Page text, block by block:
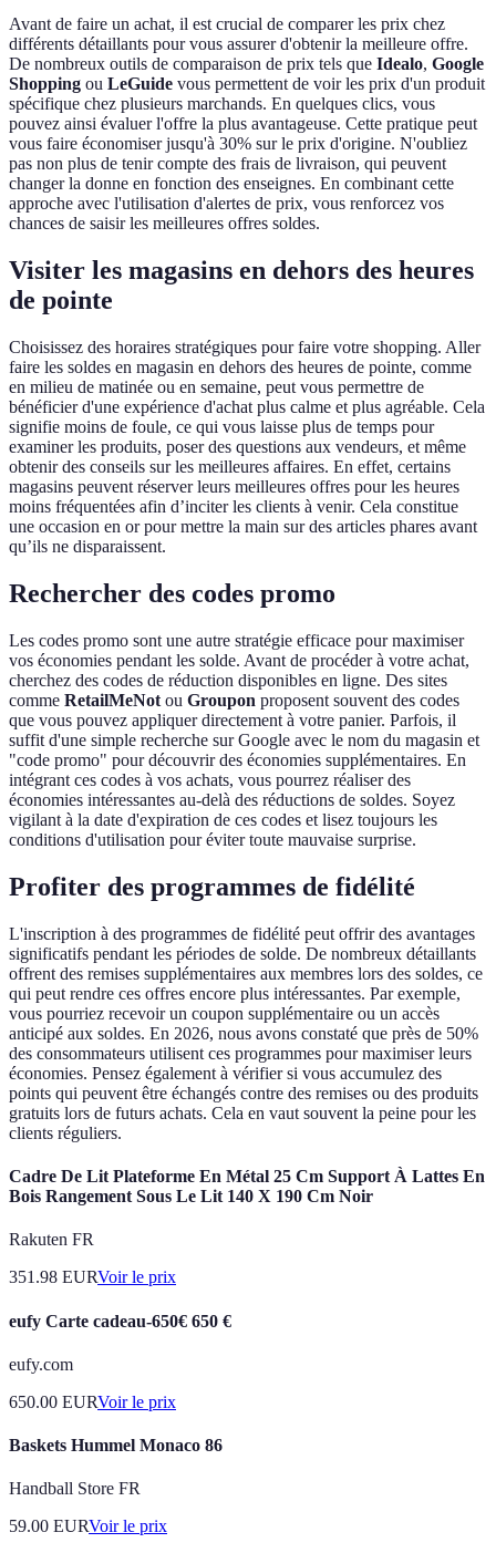
Avant de faire un achat, il est crucial de comparer les prix chez
différents détaillants pour vous assurer d'obtenir la meilleure offre.
De nombreux outils de comparaison de prix tels que Idealo, Google
Shopping ou LeGuide vous permettent de voir les prix d'un produit
spécifique chez plusieurs marchands. En quelques clics, vous
pouvez ainsi évaluer l'offre la plus avantageuse. Cette pratique peut
vous faire économiser jusqu'à 30% sur le prix d'origine. N'oubliez
pas non plus de tenir compte des frais de livraison, qui peuvent
changer la donne en fonction des enseignes. En combinant cette
approche avec l'utilisation d'alertes de prix, vous renforcez vos
chances de saisir les meilleures offres soldes.
Visiter les magasins en dehors des heures
de pointe
Choisissez des horaires stratégiques pour faire votre shopping. Aller
faire les soldes en magasin en dehors des heures de pointe, comme
en milieu de matinée ou en semaine, peut vous permettre de
bénéficier d'une expérience d'achat plus calme et plus agréable. Cela
signifie moins de foule, ce qui vous laisse plus de temps pour
examiner les produits, poser des questions aux vendeurs, et même
obtenir des conseils sur les meilleures affaires. En effet, certains
magasins peuvent réserver leurs meilleures offres pour les heures
moins fréquentées afin d’inciter les clients à venir. Cela constitue
une occasion en or pour mettre la main sur des articles phares avant
qu’ils ne disparaissent.
Rechercher des codes promo
Les codes promo sont une autre stratégie efficace pour maximiser
vos économies pendant les solde. Avant de procéder à votre achat,
cherchez des codes de réduction disponibles en ligne. Des sites
comme RetailMeNot ou Groupon proposent souvent des codes
que vous pouvez appliquer directement à votre panier. Parfois, il
suffit d'une simple recherche sur Google avec le nom du magasin et
"code promo" pour découvrir des économies supplémentaires. En
intégrant ces codes à vos achats, vous pourrez réaliser des
économies intéressantes au-delà des réductions de soldes. Soyez
vigilant à la date d'expiration de ces codes et lisez toujours les
conditions d'utilisation pour éviter toute mauvaise surprise.
Profiter des programmes de fidélité
L'inscription à des programmes de fidélité peut offrir des avantages
significatifs pendant les périodes de solde. De nombreux détaillants
offrent des remises supplémentaires aux membres lors des soldes, ce
qui peut rendre ces offres encore plus intéressantes. Par exemple,
vous pourriez recevoir un coupon supplémentaire ou un accès
anticipé aux soldes. En 2026, nous avons constaté que près de 50%
des consommateurs utilisent ces programmes pour maximiser leurs
économies. Pensez également à vérifier si vous accumulez des
points qui peuvent être échangés contre des remises ou des produits
gratuits lors de futurs achats. Cela en vaut souvent la peine pour les
clients réguliers.
Cadre De Lit Plateforme En Métal 25 Cm Support À Lattes En
Bois Rangement Sous Le Lit 140 X 190 Cm Noir
Rakuten FR
351.98 EURVoir le prix
eufy Carte cadeau-650€ 650 €
eufy.com
650.00 EURVoir le prix
Baskets Hummel Monaco 86
Handball Store FR
59.00 EURVoir le prix